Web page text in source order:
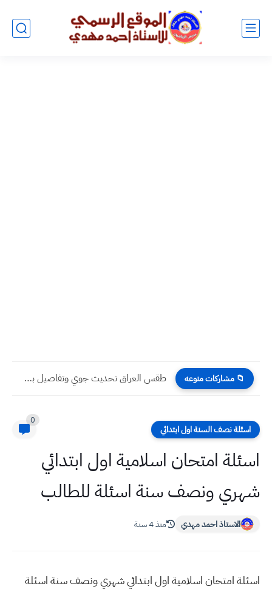
📁 مشاركات منوعه كتاب رسمي التعليم العالي تخفيض 50% من الاجور لطلبة
اسئلة نصف السنة اول ابتدائي
0
اسئلة امتحان اسلامية اول ابتدائي
شهري ونصف سنة اسئلة للطالب
الاستاذ احمد مهدي منذ 4 سنة
اسئلة امتحان اسلامية اول ابتدائي شهري ونصف سنة اسئلة